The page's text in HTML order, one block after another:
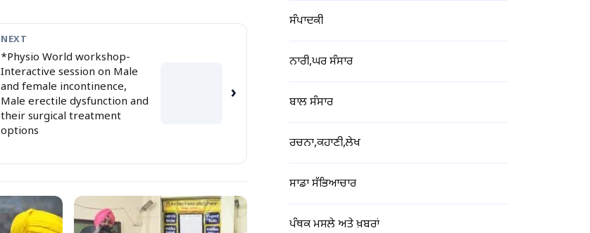
NEXT
*Physio World workshop-
Interactive session on Male
and female incontinence,
Male erectile dysfunction and
their surgical treatment
options
›
ਸੰਪਾਦਕੀ
ਨਾਰੀ,ਘਰ ਸੰਸਾਰ
ਬਾਲ ਸੰਸਾਰ
ਰਚਨਾ,ਕਹਾਣੀ,ਲੇਖ
ਸਾਡਾ ਸੱਭਿਆਚਾਰ
ਪੰਥਕ ਮਸਲੇ ਅਤੇ ਖ਼ਬਰਾਂ